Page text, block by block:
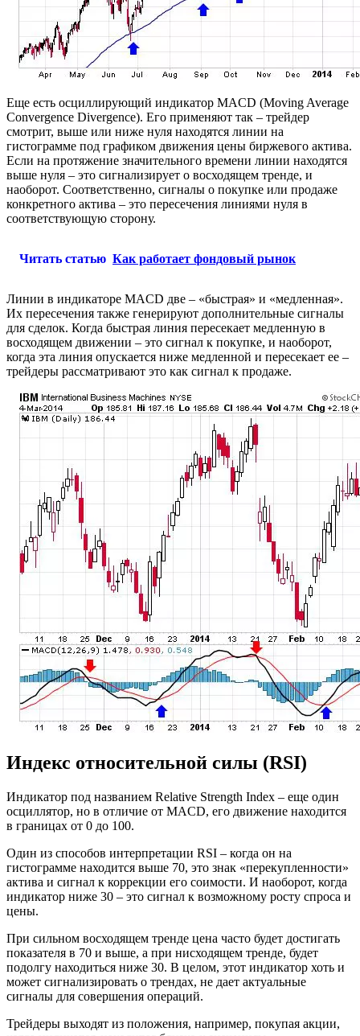
Еще есть осциллирующий индикатор MACD (Moving Average
Convergence Divergence). Его применяют так – трейдер
смотрит, выше или ниже нуля находятся линии на
гистограмме под графиком движения цены биржевого актива.
Если на протяжение значительного времени линии находятся
выше нуля – это сигнализирует о восходящем тренде, и
наоборот. Соответственно, сигналы о покупке или продаже
конкретного актива – это пересечения линиями нуля в
соответствующую сторону.
Читать статью Как работает фондовый рынок
Линии в индикаторе MACD две – «быстрая» и «медленная».
Их пересечения также генерируют дополнительные сигналы
для сделок. Когда быстрая линия пересекает медленную в
восходящем движении – это сигнал к покупке, и наоборот,
когда эта линия опускается ниже медленной и пересекает ее –
трейдеры рассматривают это как сигнал к продаже.
Индекс относительной силы (RSI)
Индикатор под названием Relative Strength Index – еще один
осциллятор, но в отличие от MACD, его движение находится
в границах от 0 до 100.
Один из способов интерпретации RSI – когда он на
гистограмме находится выше 70, это знак «перекупленности»
актива и сигнал к коррекции его соимости. И наоборот, когда
индикатор ниже 30 – это сигнал к возможному росту спроса и
цены.
При сильном восходящем тренде цена часто будет достигать
показателя в 70 и выше, а при нисходящем тренде, будет
подолгу находиться ниже 30. В целом, этот индикатор хоть и
может сигнализировать о трендах, не дает актуальные
сигналы для совершения операций.
Трейдеры выходят из положения, например, покупая акции,